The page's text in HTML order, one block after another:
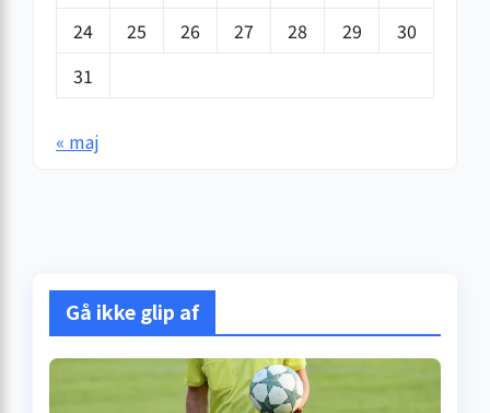
24
25 26 27 28 29
30
31
« maj
Gå ikke glip af